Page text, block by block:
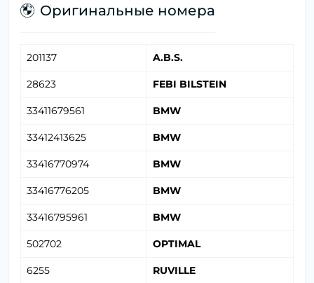
Оригинальные номера
201137 A.B.S.
28623 FEBI BILSTEIN
33411679561 BMW
33412413625 BMW
33416770974 BMW
33416776205 BMW
33416795961 BMW
502702 OPTIMAL
6255 RUVILLE